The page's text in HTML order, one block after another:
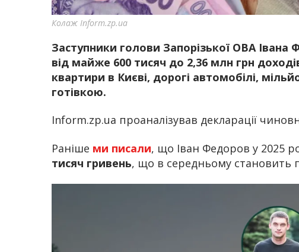
Колаж Inform.zp.ua
Заступники голови Запорізької ОВА Івана
від майже 600 тисяч до 2,36 млн грн
квартири в Києві, дорогі автомобілі,
готівкою.
Inform.zp.ua проаналізував декларації
Раніше ми писали, що Іван Федоров у 2025
тисяч гривень, що в середньому становить